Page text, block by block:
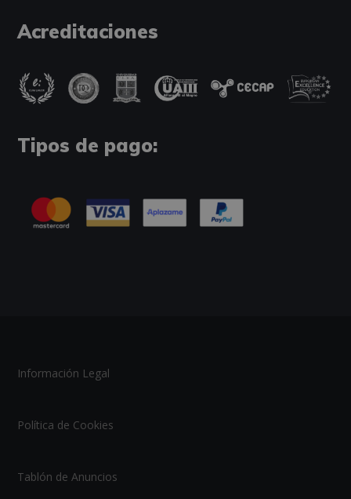
Acreditaciones
Tipos de pago:
Información Legal
Política de Cookies
Tablón de Anuncios